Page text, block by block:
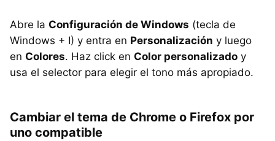
Abre la Configuración de Windows (tecla de
Windows + I) y entra en Personalización y luego
en Colores. Haz click en Color personalizado y
usa el selector para elegir el tono más apropiado.
Cambiar el tema de Chrome o Firefox por
uno compatible